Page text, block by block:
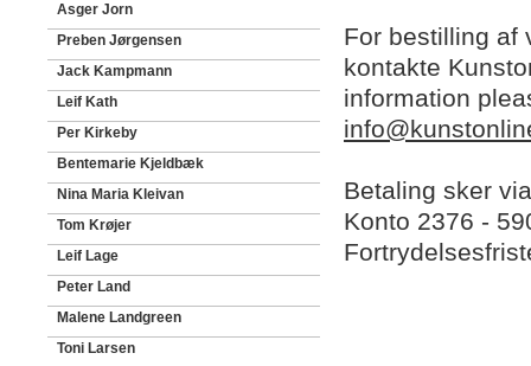
Asger Jorn
Preben Jørgensen
Jack Kampmann
Leif Kath
Per Kirkeby
Bentemarie Kjeldbæk
Nina Maria Kleivan
Tom Krøjer
Leif Lage
Peter Land
Malene Landgreen
Toni Larsen
For bestilling af
kontakte
information
Betaling sker
Konto 2376 -